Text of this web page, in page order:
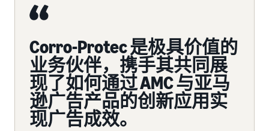
Corro-Protec 是极具价值的
业务伙伴，携手其共同展
现了如何通过 AMC 与亚马
逊广告产品的创新应用实
现广告成效。